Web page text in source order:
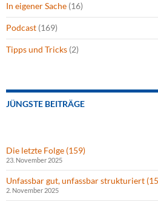
In eigener Sache (16)
Podcast (169)
Tipps und Tricks (2)
JÜNGSTE BEITRÄGE
Die letzte Folge (159)
23. November 2025
Unfassbar gut, unfassbar strukturiert
2. November 2025